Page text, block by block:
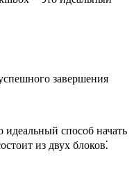
завершения
идеальный способ начать
из двух блоков⁚